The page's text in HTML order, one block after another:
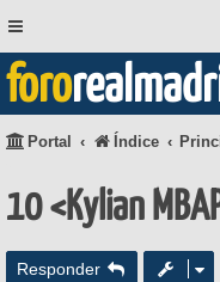
foro
Portal Índice
10 <Kylian
Responder